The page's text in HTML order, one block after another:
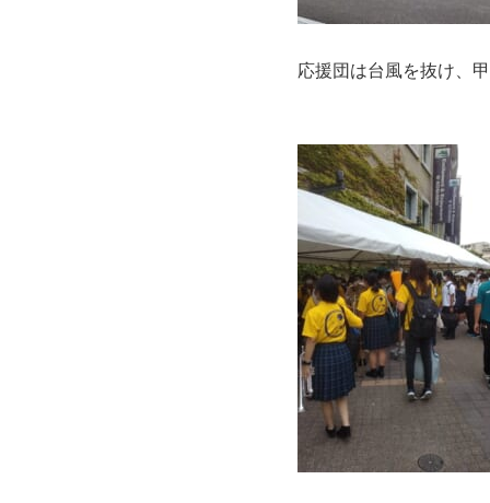
応援団は台風を抜け、